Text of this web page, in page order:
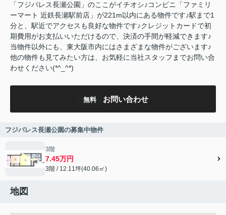
「フジパレス長瀬公園」のここがイチオシ♪コンビニ「ファミリ
ーマート 近鉄長瀬駅前店」が221m以内にある物件です♪駅まで1
分と、駅近でアクセスも良好な物件です♪クレジットカードで初
期費用がお支払いいただけるので、決済の手間が軽減できます♪
当物件以外にも、東大阪市内にはさまざまな物件がございます♪
他の物件も見てみたい方は、お気軽に当社スタッフまでお問い合
わせください(*^_^*)
無料 お問い合わせ
フジパレス長瀬公園の募集中物件
3階
7.45万円
3階 / 12.11坪(40.06㎡)
地図